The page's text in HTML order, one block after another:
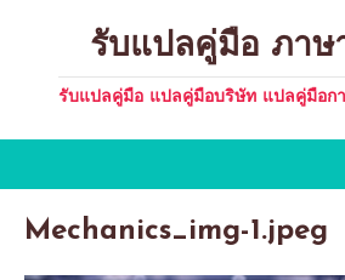
รับแปลคู่มือ ภาษ
รับแปลคู่มือ แปลคู่มือบริษัท แปลคู่มือก
Mechanics_img-1.jpeg